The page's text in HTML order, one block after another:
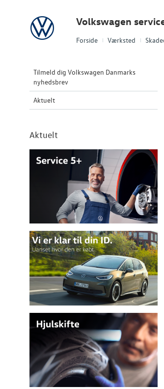
Forside Værksted
Volkswagen Volkswagen
Tilmeld dig Volkswagen Danmarks
nyhedsbrev
Aktuelt
Aktuelt